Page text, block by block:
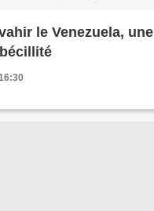
le Venezuela, une